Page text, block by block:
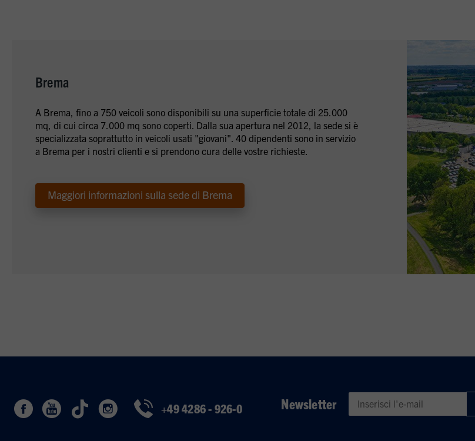
Brema
A Brema, fino a 750 veicoli sono disponibili su una superficie totale di 25.000
mq, di cui circa 7.000 mq sono coperti. Dalla sua apertura nel 2012, la sede si è
specializzata soprattutto in veicoli usati "giovani". 40 dipendenti sono in servizio
a Brema per i nostri clienti e si prendono cura delle vostre richieste.
Maggiori informazioni sulla sede di Brema
+49 4286 - 926-0 Newsletter